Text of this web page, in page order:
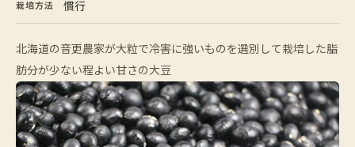
栽培方法 慣行
北海道の音更農家が大粒で冷害に強いものを選別して栽培した脂
肪分が少ない程よい甘さの大豆